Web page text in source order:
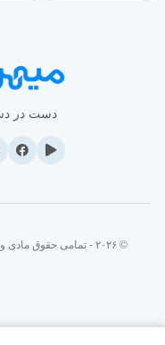
دست در
© ۲۰۲۶ - تمامی حقوق